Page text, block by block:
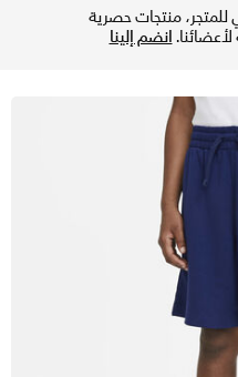
منتجات حصرية
انضم إلينا